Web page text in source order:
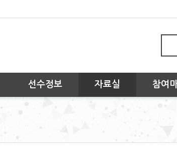
선수정보 자료실 참여